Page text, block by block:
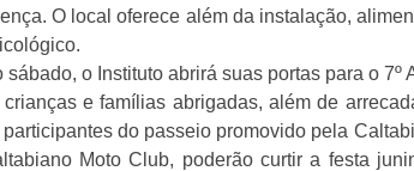
O local oferece além da instalação,
sábado, o Instituto abrirá suas portas para o
crianças e famílias abrigadas, além de
participantes do passeio promovido pela
Moto Club, poderão curtir a festa